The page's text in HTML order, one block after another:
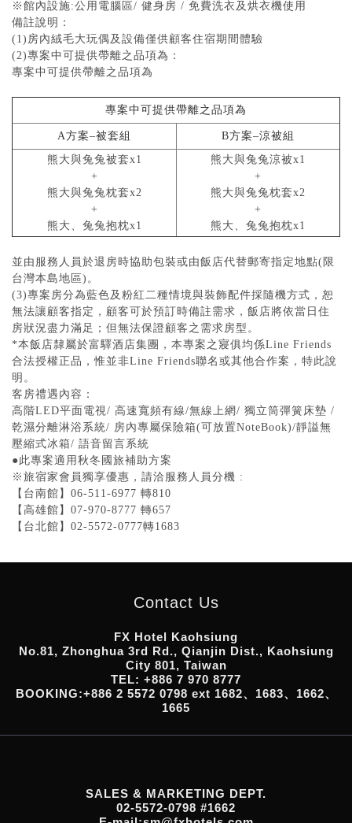
※館內設施:公用電腦區/ 健身房 / 免費洗衣及烘衣機使用
備註說明：
(1)房內絨毛大玩偶及設備僅供顧客住宿期間體驗
(2)專案中可提供帶離之品項為：
專案中可提供帶離之品項為
專案中可提供帶離之品項為
A方案–被套組 B方案–涼被組
熊大與兔兔被套x1
+
熊大與兔兔枕套x2
+
熊大、兔兔抱枕x1
熊大與兔兔涼被x1
+
熊大與兔兔枕套x2
+
熊大、兔兔抱枕x1
並由服務人員於退房時協助包裝或由飯店代替郵寄指定地點(限
台灣本島地區)。
(3)專案房分為藍色及粉紅二種情境與裝飾配件採隨機方式，恕
無法讓顧客指定，顧客可於預訂時備註需求，飯店將依當日住
房狀況盡力滿足；但無法保證顧客之需求房型。
*本飯店隸屬於富驛酒店集團，本專案之寢俱均係Line Friends
合法授權正品，惟並非Line Friends聯名或其他合作案，特此說
明。
客房禮遇內容：
高階LED平面電視/ 高速寬頻有線/無線上網/ 獨立筒彈簧床墊 /
乾濕分離淋浴系統/ 房內專屬保險箱(可放置NoteBook)/靜謚無
壓縮式冰箱/ 語音留言系統
●此專案適用秋冬國旅補助方案
※旅宿家會員獨享優惠，請洽服務人員分機 :
【台南館】06-511-6977 轉810
【高雄館】07-970-8777 轉657
【台北館】02-5572-0777轉1683
Contact Us
FX Hotel Kaohsiung
No.81, Zhonghua 3rd Rd., Qianjin Dist., Kaohsiung
City 801, Taiwan
TEL: +886 7 970 8777
BOOKING:+886 2 5572 0798 ext 1682、1683、1662、
1665
SALES & MARKETING DEPT.
02-5572-0798 #1662